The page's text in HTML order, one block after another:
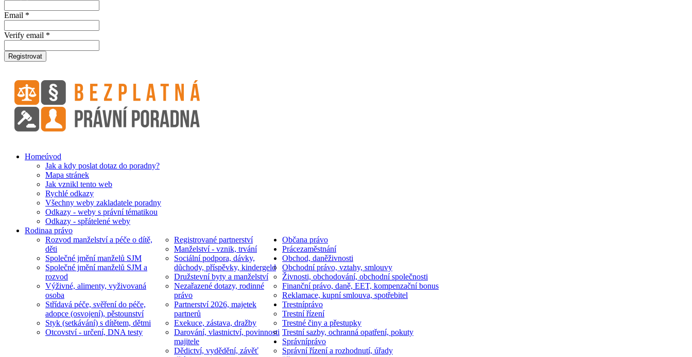
Email *
Verify email *
Registrovat
Homeúvod
Jak a kdy poslat dotaz do poradny?
Mapa stránek
Jak vznikl tento web
Rychlé odkazy
Všechny weby zakladatele poradny
Odkazy - weby s právní tématikou
Odkazy - spřátelené weby
Rodinaa právo
Rozvod manželství a péče o dítě,
děti
Společné jmění manželů SJM
Společné jmění manželů SJM a
rozvod
Výživné, alimenty, vyživovaná
osoba
Střídavá péče, svěření do péče,
adopce (osvojení), pěstounství
Styk (setkávání) s dítětem, dětmi
Otcovství - určení, DNA testy
Registrované partnerství
Manželství - vznik, trvání
Sociální podpora, dávky,
důchody, příspěvky, kindergeld
Družstevní byty a manželství
Nezařazené dotazy, rodinné
právo
Partnerství 2026, majetek
partnerů
Občana právo
Exekuce, zástava, dražby
Darování, vlastnictví, povinnosti
majitele
Dědictví, vydědění, závěť
Prácezaměstnání
Obchod, daněživnosti
Obchodní právo, vztahy, smlouvy
Živnosti, obchodování, obchodní společnosti
Finanční právo, daně, EET, kompenzační bonus
Reklamace, kupní smlouva, spotřebitel
Trestníprávo
Trestní řízení
Trestné činy a přestupky
Trestní sazby, ochranná opatření, pokuty
Správníprávo
Správní řízení a rozhodnutí, úřady